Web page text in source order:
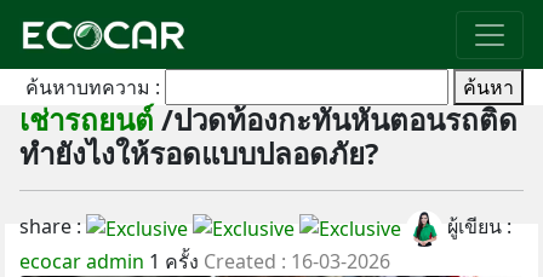
ค้นหาบทความ : ค้นหา
เช่ารถยนต์/ปวดท้องกะทันหันตอนรถติด
ทำยังไงให้รอดแบบปลอดภัย?
share :
ผู้เขียน :
ecocar admin 1 ครั้ง Created : 16-03-2026